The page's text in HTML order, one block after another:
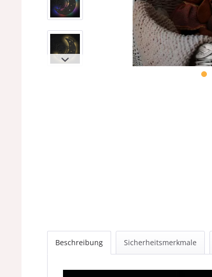
Beschreibung Sicherheitsmerkmale